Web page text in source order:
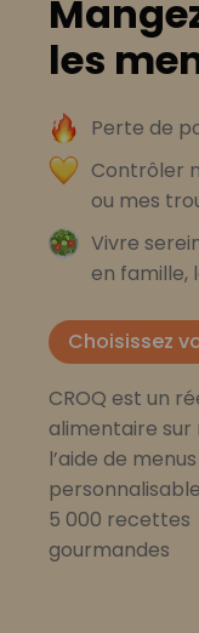
les
Perte de
Contrôler
ou mes
Vivre
en famille,
Choisissez
CROQ est un
alimentaire sur
l’aide de menus
5 000 recettes
gourmandes